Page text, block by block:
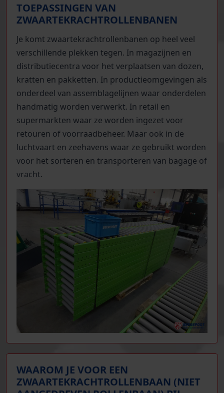
TOEPASSINGEN VAN
ZWAARTEKRACHTROLLENBANEN
Je komt zwaartekrachtrollenbanen op heel veel
verschillende plekken tegen. In magazijnen en
distributiecentra voor het verplaatsen van dozen,
kratten en pakketten. In productieomgevingen als
onderdeel van assemblagelijnen waar onderdelen
handmatig worden verwerkt. In retail en
supermarkten waar ze worden ingezet voor
retouren of voorraadbeheer. Maar ook in de
luchtvaart en zeehavens waar ze gebruikt worden
voor het sorteren en transporteren van bagage of
vracht.
WAAROM JE VOOR EEN
ZWAARTEKRACHTROLLENBAAN (NIET